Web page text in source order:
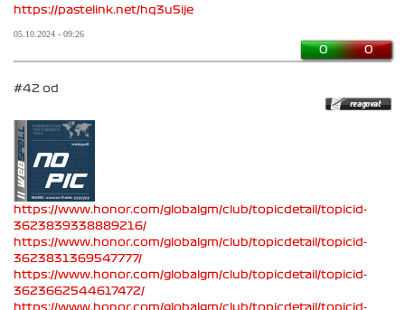
https://pastelink.net/hq3u5ije
05.10.2024 - 09:26
0 0
#42 od
https://www.honor.com/globalgm/club/topicdetail/topicid-
3623839338889216/
https://www.honor.com/globalgm/club/topicdetail/topicid-
3623831369547777/
https://www.honor.com/globalgm/club/topicdetail/topicid-
3623662544617472/
https://www.honor.com/globalgm/club/topicdetail/topicid-